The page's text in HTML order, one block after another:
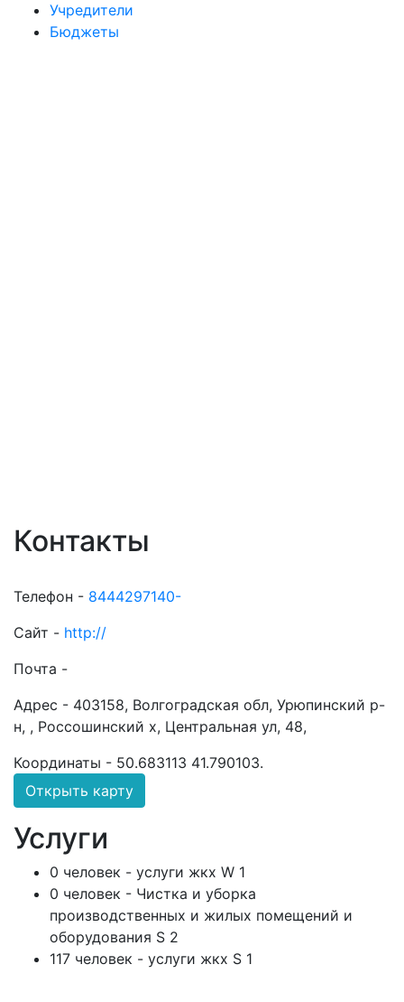
Учредители
Бюджеты
Контакты
Телефон - 8444297140-
Сайт - http://
Почта -
Адрес - 403158, Волгоградская обл, Урюпинский р-
н, , Россошинский х, Центральная ул, 48,
Координаты - 50.683113 41.790103.
Открыть карту
Услуги
0 человек - услуги жкх W 1
0 человек - Чистка и уборка
производственных и жилых помещений и
оборудования S 2
117 человек - услуги жкх S 1